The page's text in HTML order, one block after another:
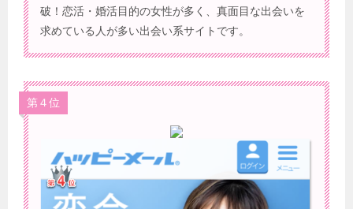
破！恋活・婚活目的の女性が多く、真面目な出会いを
求めている人が多い出会い系サイトです。
第４位